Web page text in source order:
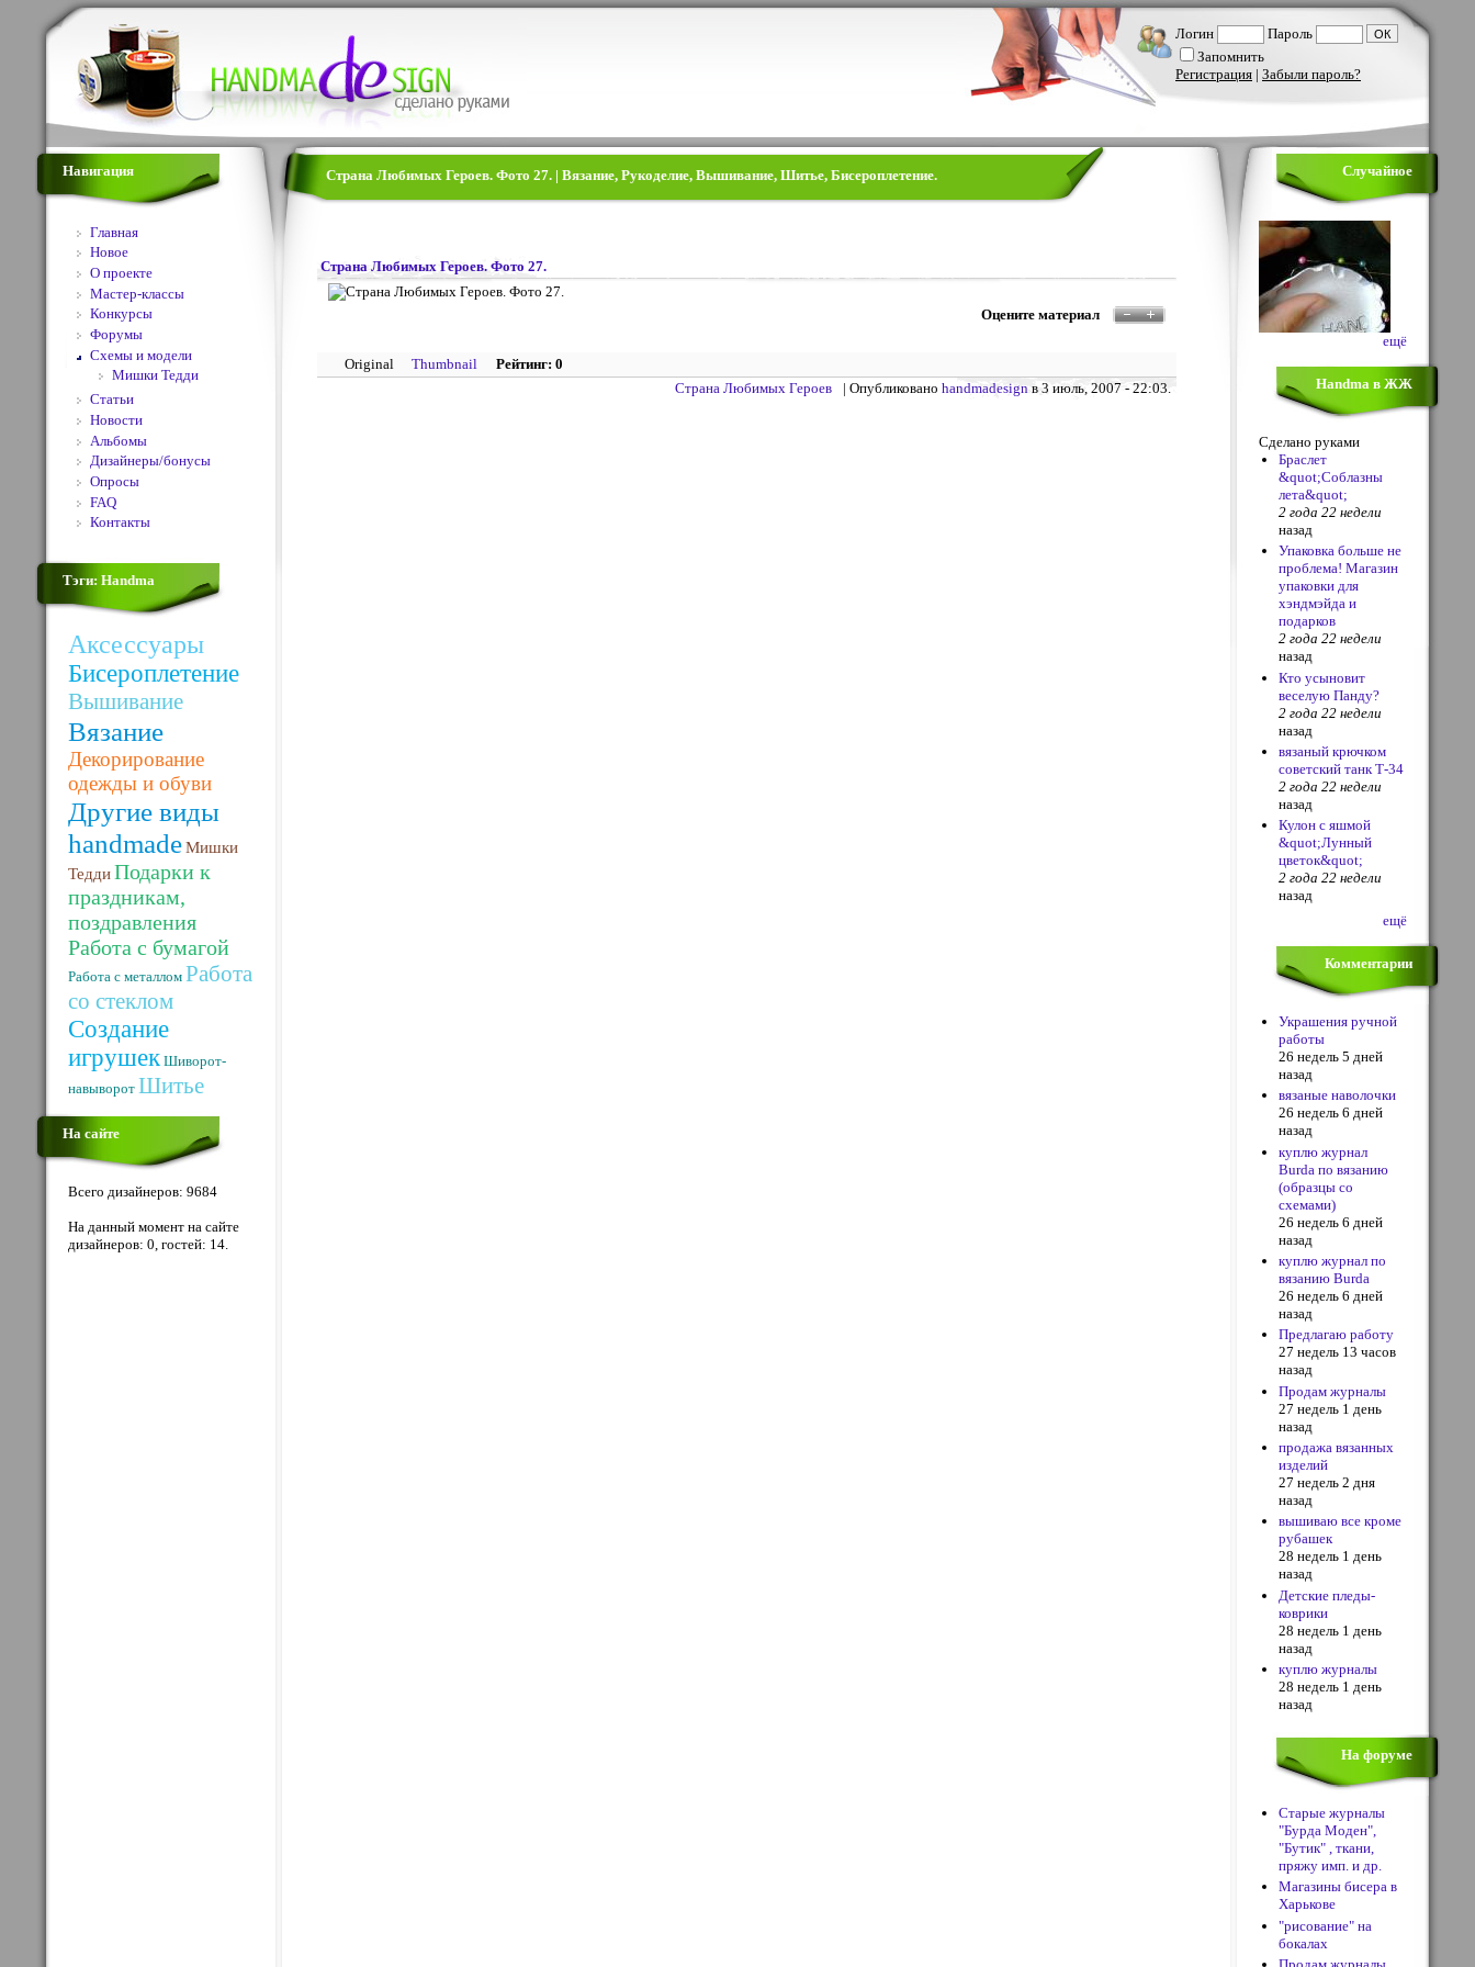
Логин
Пароль
Запомнить
Регистрация | Забыли пароль?
Навигация
Главная
Новое
О проекте
Мастер-классы
Конкурсы
Форумы
Схемы и модели
Мишки Тедди
Статьи
Новости
Альбомы
Дизайнеры/бонусы
Опросы
FAQ
Контакты
Тэги: Handma
Аксессуары
Бисероплетение
Вышивание
Вязание
Декорирование
одежды и обуви
Другие виды
handmadeМишки
ТеддиПодарки к
праздникам,
поздравления
Работа с бумагой
Работа с металлом Работа
со стеклом
Создание
игрушек Шиворот-
навыворот Шитье
На сайте
Всего дизайнеров: 9684
На данный момент на сайте
дизайнеров: 0, гостей: 14.
Страна Любимых Героев. Фото 27. | Вязание, Рукоделие, Вышивание, Шитье, Бисероплетение.
Страна Любимых Героев. Фото 27.
Оцените материал
Original Thumbnail
Рейтинг: 0
Страна Любимых Героев
| Опубликовано handmadesign в 3 июль, 2007 - 22:03.
Случайное
ещё
Handma в ЖЖ
Сделано руками
Браслет
&quot;Соблазны
лета&quot;
2 года 22 недели
назад
Упаковка больше не
проблема! Магазин
упаковки для
хэндмэйда и
подарков
2 года 22 недели
назад
Кто усыновит
веселую Панду?
2 года 22 недели
назад
вязаный крючком
советский танк Т-34
2 года 22 недели
назад
Кулон с яшмой
&quot;Лунный
цветок&quot;
2 года 22 недели
назад
ещё
Комментарии
Украшения ручной
работы
26 недель 5 дней
назад
вязаные наволочки
26 недель 6 дней
назад
куплю журнал
Burda по вязанию
(образцы со
схемами)
26 недель 6 дней
назад
куплю журнал по
вязанию Burda
26 недель 6 дней
назад
Предлагаю работу
27 недель 13 часов
назад
Продам журналы
27 недель 1 день
назад
продажа вязанных
изделий
27 недель 2 дня
назад
вышиваю все кроме
рубашек
28 недель 1 день
назад
Детские пледы-
коврики
28 недель 1 день
назад
куплю журналы
28 недель 1 день
назад
На форуме
Старые журналы
"Бурда Моден",
"Бутик" , ткани,
пряжу имп. и др.
Магазины бисера в
Харькове
"рисование" на
бокалах